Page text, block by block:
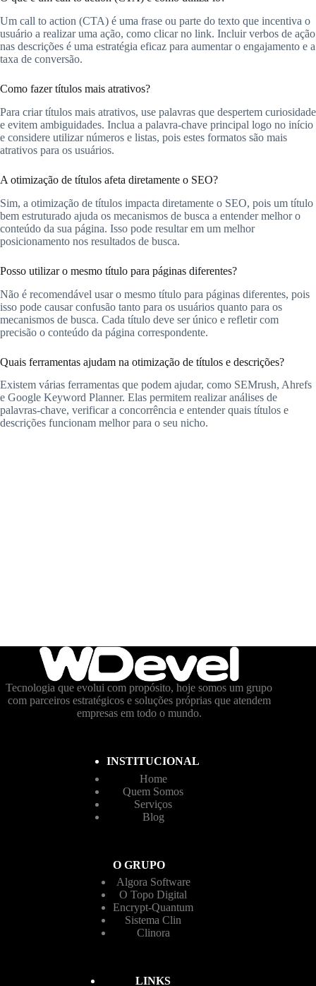
Um call to action (CTA) é uma frase ou parte do texto que incentiva o
usuário a realizar uma ação, como clicar no link. Incluir verbos de ação
nas descrições é uma estratégia eficaz para aumentar o engajamento e a
taxa de conversão.
Como fazer títulos mais atrativos?
Para criar títulos mais atrativos, use palavras que despertem curiosidade
e evitem ambiguidades. Inclua a palavra-chave principal logo no início
e considere utilizar números e listas, pois estes formatos são mais
atrativos para os usuários.
A otimização de títulos afeta diretamente o SEO?
Sim, a otimização de títulos impacta diretamente o SEO, pois um título
bem estruturado ajuda os mecanismos de busca a entender melhor o
conteúdo da sua página. Isso pode resultar em um melhor
posicionamento nos resultados de busca.
Posso utilizar o mesmo título para páginas diferentes?
Não é recomendável usar o mesmo título para páginas diferentes, pois
isso pode causar confusão tanto para os usuários quanto para os
mecanismos de busca. Cada título deve ser único e refletir com
precisão o conteúdo da página correspondente.
Quais ferramentas ajudam na otimização de títulos e descrições?
Existem várias ferramentas que podem ajudar, como SEMrush, Ahrefs
e Google Keyword Planner. Elas permitem realizar análises de
palavras-chave, verificar a concorrência e entender quais títulos e
descrições funcionam melhor para o seu nicho.
Tecnologia que evolui com propósito, hoje somos um grupo
com parceiros estratégicos e soluções próprias que atendem
empresas em todo o mundo.
INSTITUCIONAL
Home
Quem Somos
Serviços
Blog
O GRUPO
Algora Software
O Topo Digital
Encrypt-Quantum
Sistema Clin
Clinora
LINKS